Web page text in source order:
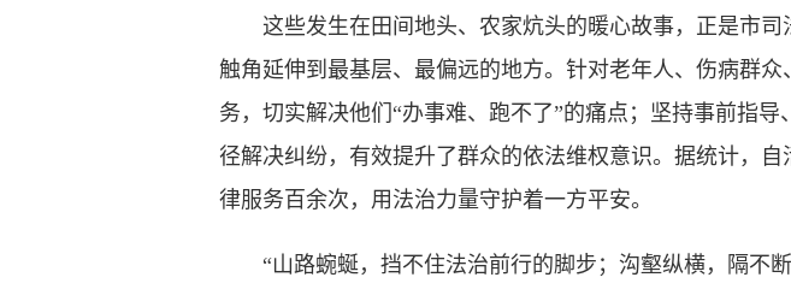
这些发生在田间地头、农家炕头的暖心故事，正是市司
触角延伸到最基层、最偏远的地方。针对老年人、伤病群
务，切实解决他们“办事难、跑不了”的痛点；坚持事前指
径解决纠纷，有效提升了群众的依法维权意识。据统计，
律服务百余次，用法治力量守护着一方平安。
“山路蜿蜒，挡不住法治前行的脚步；沟壑纵横，隔不